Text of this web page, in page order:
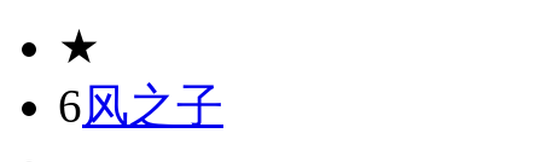
★
6风之子